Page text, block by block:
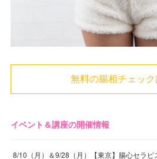
無料の腸相チェック
イベント＆講座の開催情報
8/10（月）＆9/28（月）【東京】腸心セラ